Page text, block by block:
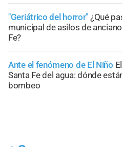
"Geriátrico del horror" ¿Qué
municipal de asilos de
Fe?
Ante el fenómeno de El Niño
Santa Fe del agua: dónde
bombeo